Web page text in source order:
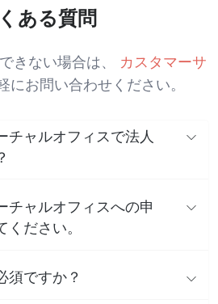
ある質問
きない場合は、
カスタマーサ
にお問い合わせください。
チャルオフィスで法人
チャルオフィスへの申
ください。
須ですか？